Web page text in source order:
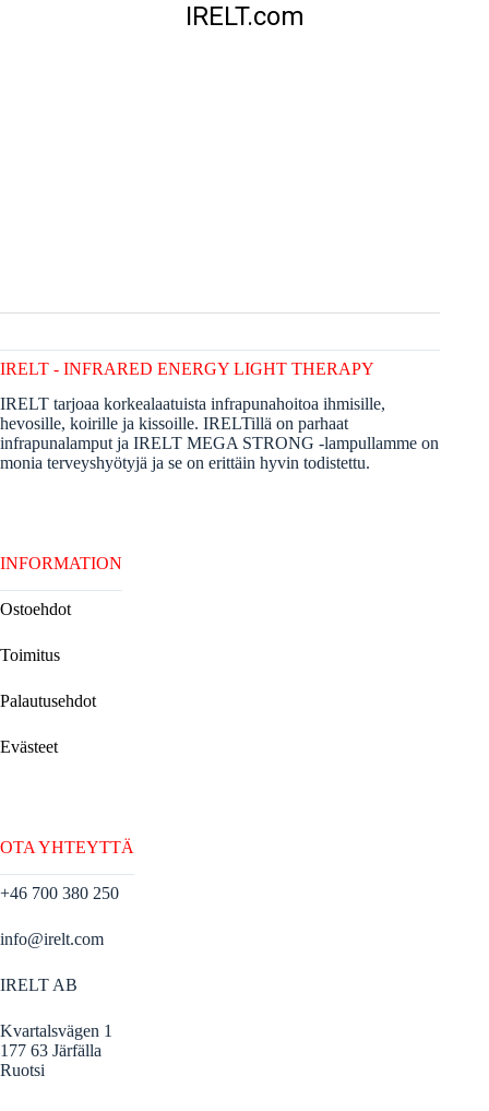
IRELT.com
IRELT - INFRARED ENERGY LIGHT THERAPY
IRELT tarjoaa korkealaatuista infrapunahoitoa ihmisille,
hevosille, koirille ja kissoille. IRELTillä on parhaat
infrapunalamput ja IRELT MEGA STRONG -lampullamme on
monia terveyshyötyjä ja se on erittäin hyvin todistettu.
INFORMATION
Ostoehdot
Toimitus
Palautusehdot
Evästeet
OTA YHTEYTTÄ
+46 700 380 250
info@irelt.com
IRELT AB
Kvartalsvägen 1
177 63 Järfälla
Ruotsi